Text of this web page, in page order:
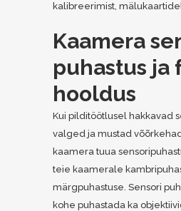
kalibreerimist,
Kaamera
puhastus ja
hooldus
Kui pilditöötlusel hakkavad
valged ja mustad
kaamera tuua
teie kaamerale
märgpuhastuse. Sensori
kohe puhastada ka